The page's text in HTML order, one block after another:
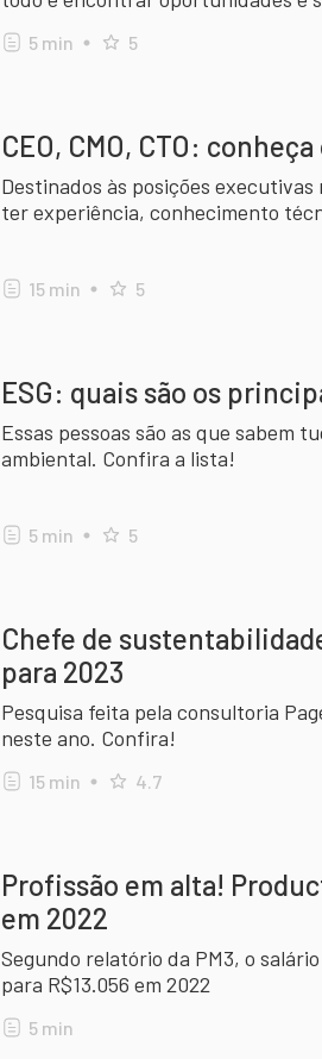
5 min 5
CEO, CMO, CTO:
Destinados às posições
ter experiência, conhecimento
15 min 5
ESG: quais são os
Essas pessoas são as que sabem
ambiental. Confira a lista!
5 min 5
Chefe de
para 2023
Pesquisa feita pela consultoria
neste ano. Confira!
15 min 4.7
Profissão em alta!
em 2022
Segundo relatório da PM3, o
para R$13.056 em 2022
5 min